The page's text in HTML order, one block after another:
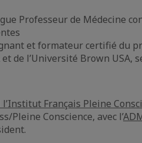
Professeur de Médecine
et formateur certifié du
de l’Université Brown
l’Institut Français Pleine
Pleine Conscience, avec l’